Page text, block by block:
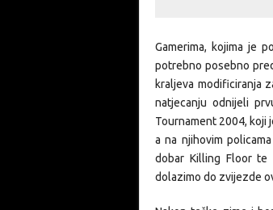
Gamerima, kojima je
potrebno posebno
kraljeva modificiranja
natjecanju odnijeli
Tournament 2004, koji
a na njihovim
dobar Killing Floor te
dolazimo do zvijezde